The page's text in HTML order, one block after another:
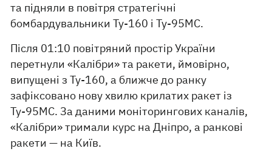
та підняли в повітря стратегічні
бомбардувальники Ту-160 і Ту-95МС.
Після 01:10 повітряний простір України
перетнули «Калібри» та ракети, ймовірно,
випущені з Ту-160, а ближче до ранку
зафіксовано нову хвилю крилатих ракет із
Ту-95МС. За даними моніторингових каналів,
«Калібри» тримали курс на Дніпро, а ранкові
ракети — на Київ.